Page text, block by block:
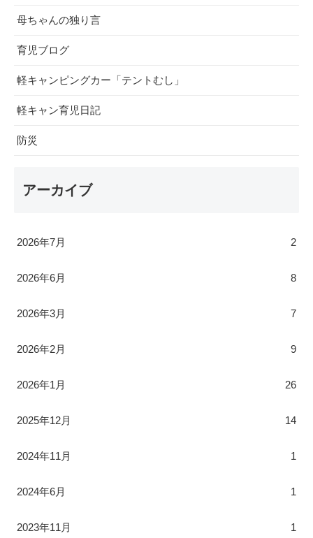
母ちゃんの独り言
育児ブログ
軽キャンピングカー「テントむし」
軽キャン育児日記
防災
アーカイブ
2026年7月 2
2026年6月 8
2026年3月 7
2026年2月 9
2026年1月 26
2025年12月 14
2024年11月 1
2024年6月 1
2023年11月 1